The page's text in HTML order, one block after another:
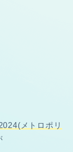
メトロポリ